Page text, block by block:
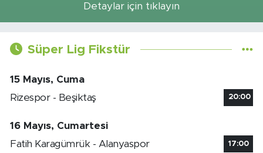
Detaylar için tıklayın
Süper Lig Fikstür
15 Mayıs, Cuma
Rizespor - Beşiktaş
20:00
16 Mayıs, Cumartesi
Fatih Karagümrük - Alanyaspor
17:00